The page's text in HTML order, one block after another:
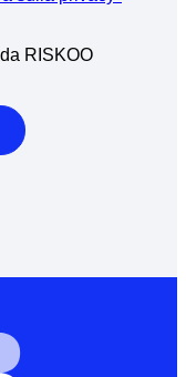
RISKOO